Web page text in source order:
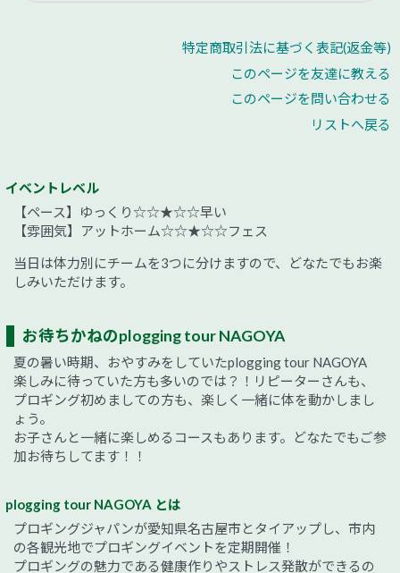
特定商取引法に基づく表記(返金等)
このページを友達に教える
このページを問い合わせる
リストへ戻る
イベントレベル
【ペース】ゆっくり☆☆★☆☆早い
【雰囲気】アットホーム☆☆★☆☆フェス
当日は体力別にチームを3つに分けますので、どなたでもお楽
しみいただけます。
お待ちかねのplogging tour NAGOYA
夏の暑い時期、おやすみをしていたplogging tour NAGOYA
楽しみに待っていた方も多いのでは？！リピーターさんも、
プロギング初めましての方も、楽しく一緒に体を動かしまし
ょう。
お子さんと一緒に楽しめるコースもあります。どなたでもご参
加お待ちしてます！！
plogging tour NAGOYA とは
プロギングジャパンが愛知県名古屋市とタイアップし、市内
の各観光地でプロギングイベントを定期開催！
プロギングの魅力である健康作りやストレス発散ができるの